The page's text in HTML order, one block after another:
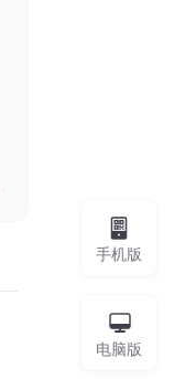
手机版
电脑版